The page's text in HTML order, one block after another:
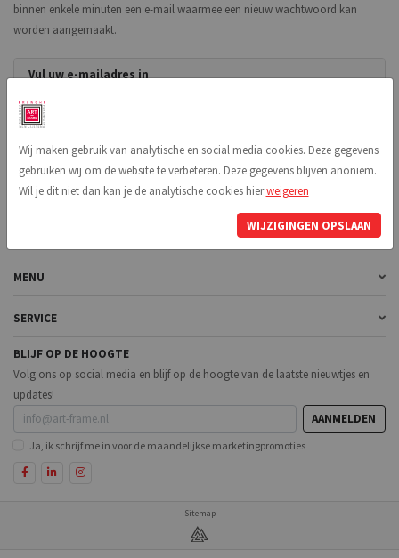
binnen enkele minuten een e-mail waarmee een nieuw wachtwoord kan
worden aangemaakt.
Vul uw e-mailadres in
E-mailadres
NIEUW WACHTWOORD AANVRAGEN
MENU
SERVICE
BLIJF OP DE HOOGTE
Volg ons op social media en blijf op de hoogte van de laatste nieuwtjes en
updates!
AANMELDEN
Ja, ik schrijf me in voor de maandelijkse marketingpromoties
Sitemap
Wij maken gebruik van analytische en social media cookies. Deze gegevens
gebruiken wij om de website te verbeteren. Deze gegevens blijven anoniem.
Wil je dit niet dan kan je de analytische cookies hierweigeren
WIJZIGINGEN OPSLAAN